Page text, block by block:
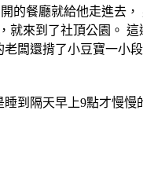
餐廳就給他走進去
來到了社頂公園。
闆還揹了小豆寶一小
到隔天早上9點才慢